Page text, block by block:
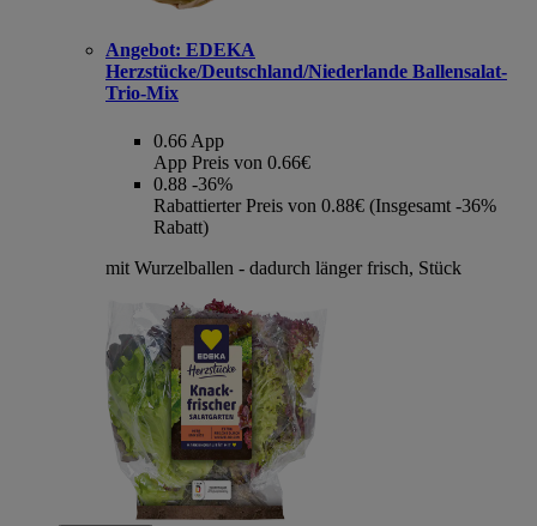
Angebot: EDEKA
Herzstücke/Deutschland/Niederlande Ballensalat-
Trio-Mix
0.66 App
App Preis von 0.66€
0.88 -36%
Rabattierter Preis von 0.88€ (Insgesamt -36%
Rabatt)
mit Wurzelballen - dadurch länger frisch, Stück